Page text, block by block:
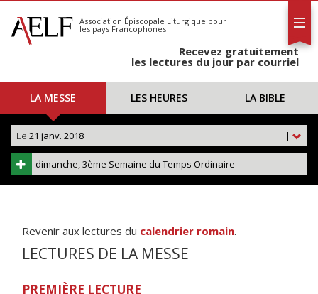
S'abonner
Calendrier
Association Épiscopale Liturgique pour
les pays Francophones
Recevez gratuitement
les lectures du jour par courriel
LA MESSE LES HEURES LA BIBLE
|
Le 21 janv. 2018
dimanche, 3ème Semaine du Temps Ordinaire
Revenir aux lectures du calendrier romain.
LECTURES DE LA MESSE
PREMIÈRE LECTURE